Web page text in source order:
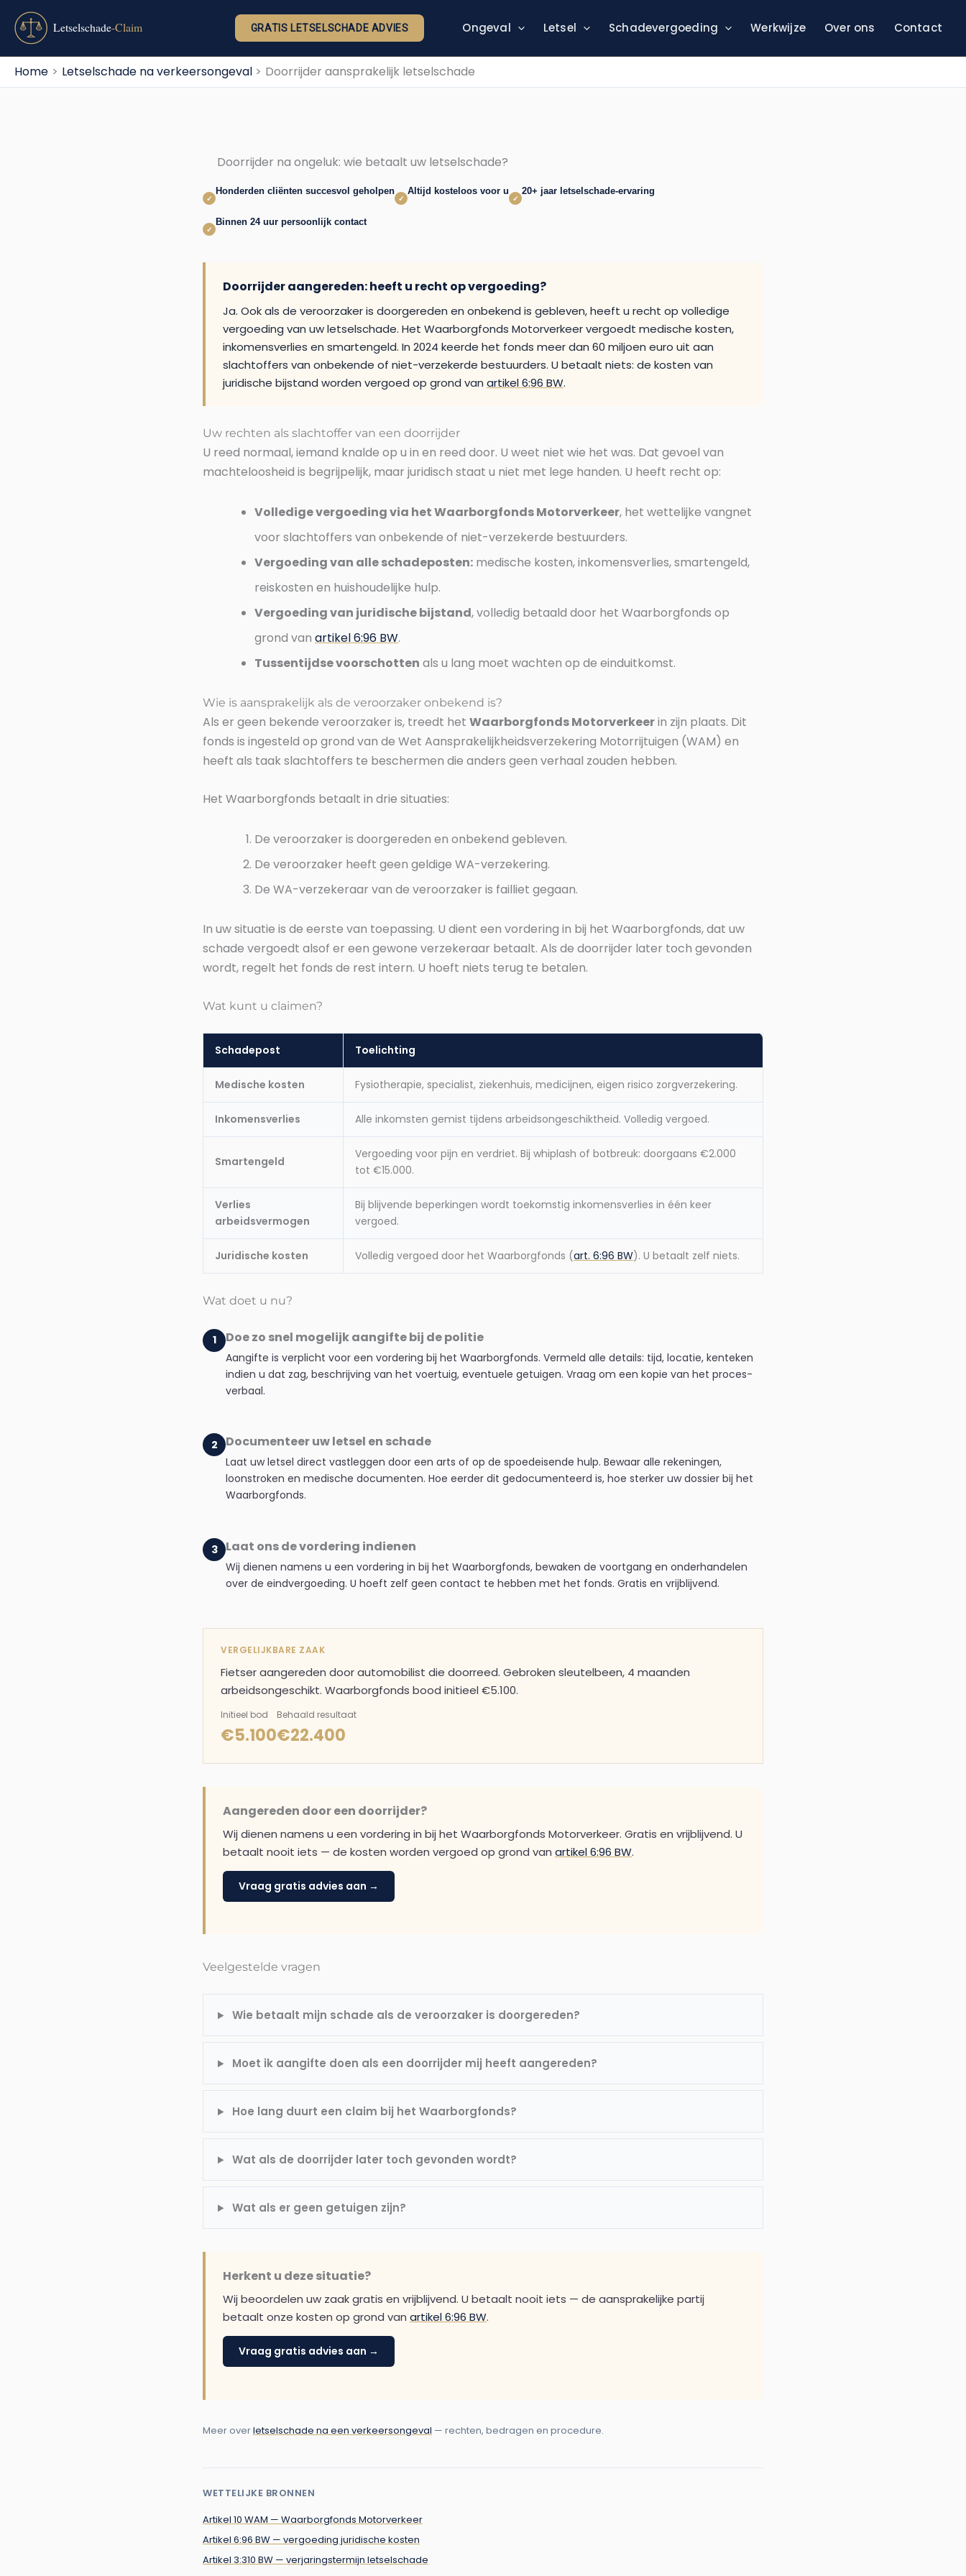
naar
inhoud
GRATIS LETSELSCHADE ADVIES Ongeval Letsel Schadevergoeding Werkwijze Over ons Contact
Home Letselschade na verkeersongeval Doorrijder aansprakelijk letselschade
Doorrijder na ongeluk: wie betaalt uw letselschade?
✓
Honderden cliënten succesvol geholpen
✓
Altijd kosteloos voor u
✓
20+ jaar letselschade-ervaring
✓
Binnen 24 uur persoonlijk contact
Doorrijder aangereden: heeft u recht op vergoeding?
Ja. Ook als de veroorzaker is doorgereden en onbekend is gebleven, heeft u recht op volledige
vergoeding van uw letselschade. Het Waarborgfonds Motorverkeer vergoedt medische kosten,
inkomensverlies en smartengeld. In 2024 keerde het fonds meer dan 60 miljoen euro uit aan
slachtoffers van onbekende of niet-verzekerde bestuurders. U betaalt niets: de kosten van
juridische bijstand worden vergoed op grond van artikel 6:96 BW.
Uw rechten als slachtoffer van een doorrijder
U reed normaal, iemand knalde op u in en reed door. U weet niet wie het was. Dat gevoel van
machteloosheid is begrijpelijk, maar juridisch staat u niet met lege handen. U heeft recht op:
Volledige vergoeding via het Waarborgfonds Motorverkeer, het wettelijke vangnet
voor slachtoffers van onbekende of niet-verzekerde bestuurders.
Vergoeding van alle schadeposten: medische kosten, inkomensverlies, smartengeld,
reiskosten en huishoudelijke hulp.
Vergoeding van juridische bijstand, volledig betaald door het Waarborgfonds op
grond van artikel 6:96 BW.
Tussentijdse voorschotten als u lang moet wachten op de einduitkomst.
Wie is aansprakelijk als de veroorzaker onbekend is?
Als er geen bekende veroorzaker is, treedt het Waarborgfonds Motorverkeerin zijn plaats. Dit
fonds is ingesteld op grond van de Wet Aansprakelijkheidsverzekering Motorrijtuigen (WAM) en
heeft als taak slachtoffers te beschermen die anders geen verhaal zouden hebben.
Het Waarborgfonds betaalt in drie situaties:
De veroorzaker is doorgereden en onbekend gebleven.
De veroorzaker heeft geen geldige WA-verzekering.
De WA-verzekeraar van de veroorzaker is failliet gegaan.
In uw situatie is de eerste van toepassing. U dient een vordering in bij het Waarborgfonds, dat uw
schade vergoedt alsof er een gewone verzekeraar betaalt. Als de doorrijder later toch gevonden
wordt, regelt het fonds de rest intern. U hoeft niets terug te betalen.
Wat kunt u claimen?
Schadepost Toelichting
Medische kosten Fysiotherapie, specialist, ziekenhuis, medicijnen, eigen risico zorgverzekering.
Inkomensverlies Alle inkomsten gemist tijdens arbeidsongeschiktheid. Volledig vergoed.
Smartengeld
Vergoeding voor pijn en verdriet. Bij whiplash of botbreuk: doorgaans €2.000
tot €15.000.
Verlies
arbeidsvermogen
Bij blijvende beperkingen wordt toekomstig inkomensverlies in één keer
vergoed.
Juridische kosten Volledig vergoed door het Waarborgfonds (art. 6:96 BW). U betaalt zelf niets.
Wat doet u nu?
1 Doe zo snel mogelijk aangifte bij de politie
Aangifte is verplicht voor een vordering bij het Waarborgfonds. Vermeld alle details: tijd, locatie, kenteken
indien u dat zag, beschrijving van het voertuig, eventuele getuigen. Vraag om een kopie van het proces-
verbaal.
2 Documenteer uw letsel en schade
Laat uw letsel direct vastleggen door een arts of op de spoedeisende hulp. Bewaar alle rekeningen,
loonstroken en medische documenten. Hoe eerder dit gedocumenteerd is, hoe sterker uw dossier bij het
Waarborgfonds.
3 Laat ons de vordering indienen
Wij dienen namens u een vordering in bij het Waarborgfonds, bewaken de voortgang en onderhandelen
over de eindvergoeding. U hoeft zelf geen contact te hebben met het fonds. Gratis en vrijblijvend.
VERGELIJKBARE ZAAK
Fietser aangereden door automobilist die doorreed. Gebroken sleutelbeen, 4 maanden
arbeidsongeschikt. Waarborgfonds bood initieel €5.100.
Initieel bod
€5.100
Behaald resultaat
€22.400
Aangereden door een doorrijder?
Wij dienen namens u een vordering in bij het Waarborgfonds Motorverkeer. Gratis en vrijblijvend. U
betaalt nooit iets — de kosten worden vergoed op grond van artikel 6:96 BW.
Vraag gratis advies aan →
Veelgestelde vragen
Wie betaalt mijn schade als de veroorzaker is doorgereden?
Moet ik aangifte doen als een doorrijder mij heeft aangereden?
Hoe lang duurt een claim bij het Waarborgfonds?
Wat als de doorrijder later toch gevonden wordt?
Wat als er geen getuigen zijn?
Herkent u deze situatie?
Wij beoordelen uw zaak gratis en vrijblijvend. U betaalt nooit iets — de aansprakelijke partij
betaalt onze kosten op grond van artikel 6:96 BW.
Vraag gratis advies aan →
Meer overletselschade na een verkeersongeval — rechten, bedragen en procedure.
WETTELIJKE BRONNEN
Artikel 10 WAM — Waarborgfonds Motorverkeer
Artikel 6:96 BW — vergoeding juridische kosten
Artikel 3:310 BW — verjaringstermijn letselschade